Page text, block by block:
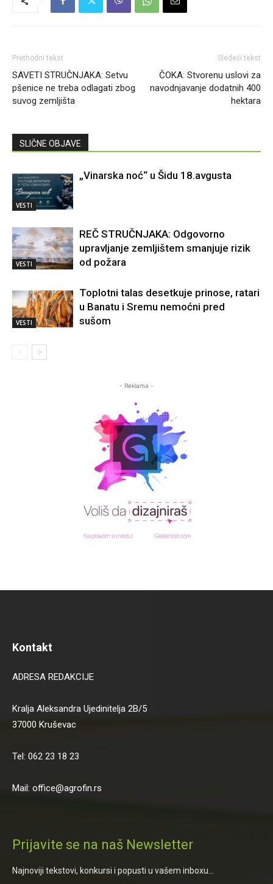
Prethodni tekst
SAVETI STRUČNJAKA: Setvu
pšenice ne treba odlagati zbog
suvog zemljišta
Sledeći tekst
ČOKA: Stvorenu uslovi za
navodnjavanje dodatnih 400
hektara
SLIČNE OBJAVE
VESTI
„Vinarska noć“ u Šidu 18.avgusta
VESTI
REČ STRUČNJAKA: Odgovorno
upravljanje zemljištem smanjuje rizik
od požara
VESTI
Toplotni talas desetkuje prinose, ratari
u Banatu i Sremu nemoćni pred
sušom
- Reklama -
Kontakt
ADRESA REDAKCIJE
Kralja Aleksandra Ujedinitelja 2B/5
37000 Kruševac
Tel: 062 23 18 23
Mail: office@agrofin.rs
Prijavite se na naš Newsletter
Najnoviji tekstovi, konkursi i popusti u vašem inboxu...